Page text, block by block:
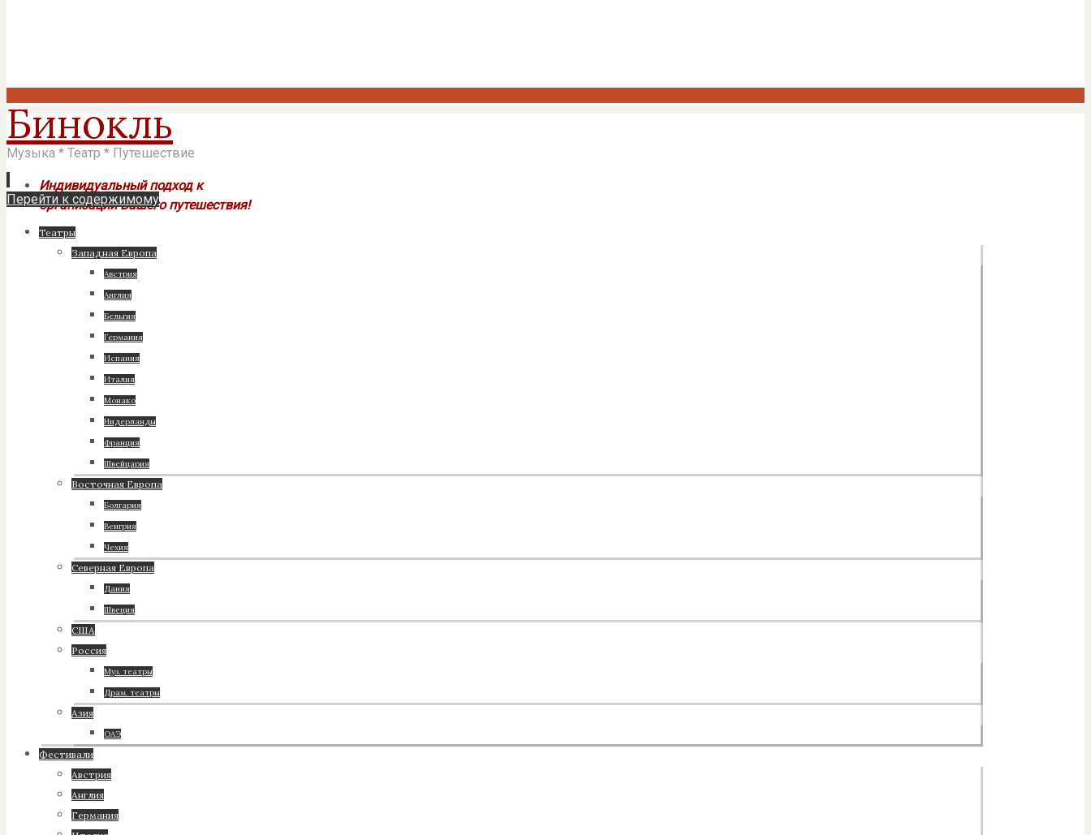
Бинокль
Музыка * Театр * Путешествие
Индивидуальный подход к
организации Вашего путешествия!
Перейти к содержимому
Театры
Западная Европа
Австрия
Англия
Бельгия
Германия
Испания
Италия
Монако
Нидерланды
Франция
Швейцария
Восточная Европа
Болгария
Венгрия
Чехия
Северная Европа
Дания
Швеция
США
Россия
Муз. театры
Драм. театры
Азия
ОАЭ
Фестивали
Австрия
Англия
Германия